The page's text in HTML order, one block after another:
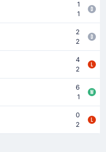
1
1
2
2
4
2
6
1
0
2